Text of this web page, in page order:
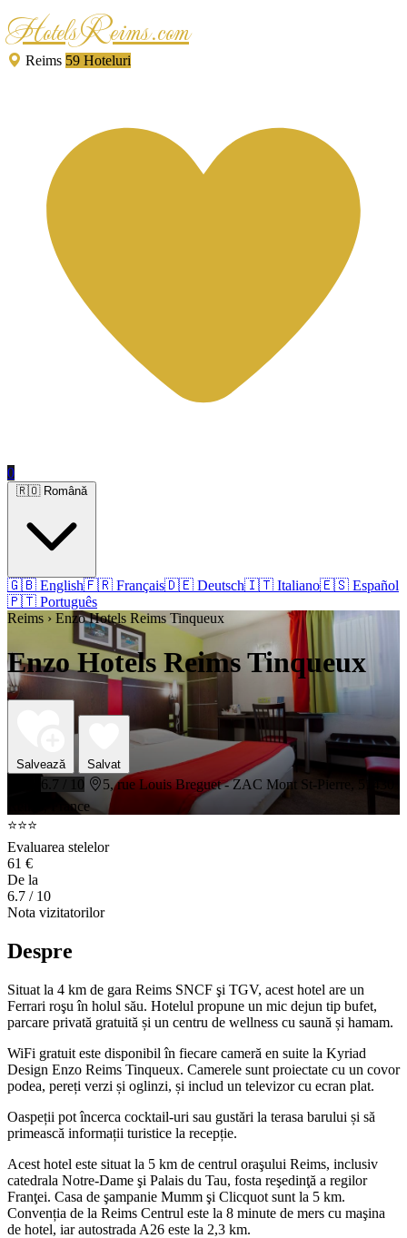
HotelsReims.com
Reims 59 Hoteluri
0
🇷🇴 Română
🇬🇧 English🇫🇷 Français🇩🇪 Deutsch🇮🇹 Italiano🇪🇸 Español
🇵🇹 Português
Reims › Enzo Hotels Reims Tinqueux
Enzo Hotels Reims Tinqueux
Salvează Salvat
6.7 / 10
5, rue Louis Breguet - ZAC Mont St-Pierre, 51430
Reims, France
⭐⭐⭐
Evaluarea stelelor
61 €
De la
6.7 / 10
Nota vizitatorilor
Despre
Situat la 4 km de gara Reims SNCF şi TGV, acest hotel are un
Ferrari roşu în holul său. Hotelul propune un mic dejun tip bufet,
parcare privată gratuită și un centru de wellness cu saună și hamam.
WiFi gratuit este disponibil în fiecare cameră en suite la Kyriad
Design Enzo Reims Tinqueux. Camerele sunt proiectate cu un covor
podea, pereți verzi și oglinzi, și includ un televizor cu ecran plat.
Oaspeții pot încerca cocktail-uri sau gustări la terasa barului și să
primească informații turistice la recepție.
Acest hotel este situat la 5 km de centrul oraşului Reims, inclusiv
catedrala Notre-Dame şi Palais du Tau, fosta reşedinţă a regilor
Franţei. Casa de şampanie Mumm şi Clicquot sunt la 5 km.
Convenția de la Reims Centrul este la 8 minute de mers cu maşina
de hotel, iar autostrada A26 este la 2,3 km.